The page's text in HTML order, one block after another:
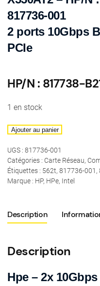
817736-001
2 ports 10Gbps
PCIe
HP/N : 817738-
1 en stock
quantité
Hpe
-
2x
T
PCIe
X550AT2
HP/N
Ajouter au panier
UGS : 817736-001
Catégories : Carte Réseau,
Étiquettes : 562t, 817736-001 ,
Marque : HP, HPe, Intel
Description
Description
Hpe – 2x